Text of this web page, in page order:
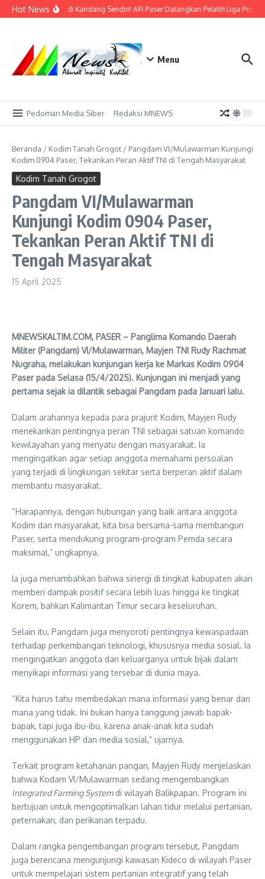
Lewati ke konten
Hot News
Bidik Emas di Kandang Sendiri! AFI Paser Datangkan Pelatih Liga
Menu
Pedoman Media Siber Redaksi MNEWS
Beranda / Kodim Tanah Grogot / Pangdam VI/Mulawarman Kunjungi
Kodim 0904 Paser, Tekankan Peran Aktif TNI di Tengah Masyarakat
Kodim Tanah Grogot
Pangdam VI/Mulawarman
Kunjungi Kodim 0904 Paser,
Tekankan Peran Aktif TNI di
Tengah Masyarakat
15 April 2025
MNEWSKALTIM.COM, PASER – Panglima Komando Daerah
Militer (Pangdam) VI/Mulawarman, Mayjen TNI Rudy Rachmat
Nugraha, melakukan kunjungan kerja ke Markas Kodim 0904
Paser pada Selasa (15/4/2025). Kunjungan ini menjadi yang
pertama sejak ia dilantik sebagai Pangdam pada Januari lalu.
Dalam arahannya kepada para prajurit Kodim, Mayjen Rudy
menekankan pentingnya peran TNI sebagai satuan komando
kewilayahan yang menyatu dengan masyarakat. Ia
mengingatkan agar setiap anggota memahami persoalan
yang terjadi di lingkungan sekitar serta berperan aktif dalam
membantu masyarakat.
“Harapannya, dengan hubungan yang baik antara anggota
Kodim dan masyarakat, kita bisa bersama-sama membangun
Paser, serta mendukung program-program Pemda secara
maksimal,” ungkapnya.
Ia juga menambahkan bahwa sinergi di tingkat kabupaten akan
memberi dampak positif secara lebih luas hingga ke tingkat
Korem, bahkan Kalimantan Timur secara keseluruhan.
Selain itu, Pangdam juga menyoroti pentingnya kewaspadaan
terhadap perkembangan teknologi, khususnya media sosial. Ia
mengingatkan anggota dan keluarganya untuk bijak dalam
menyikapi informasi yang tersebar di dunia maya.
“Kita harus tahu membedakan mana informasi yang benar dan
mana yang tidak. Ini bukan hanya tanggung jawab bapak-
bapak, tapi juga ibu-ibu, karena anak-anak kita sudah
menggunakan HP dan media sosial,” ujarnya.
Terkait program ketahanan pangan, Mayjen Rudy menjelaskan
bahwa Kodam VI/Mulawarman sedang mengembangkan
Integrated Farming Systemdi wilayah Balikpapan. Program ini
bertujuan untuk mengoptimalkan lahan tidur melalui pertanian,
peternakan, dan perikanan terpadu.
Dalam rangka pengembangan program tersebut, Pangdam
juga berencana mengunjungi kawasan Kideco di wilayah Paser
untuk mempelajari sistem pertanian integratif yang telah